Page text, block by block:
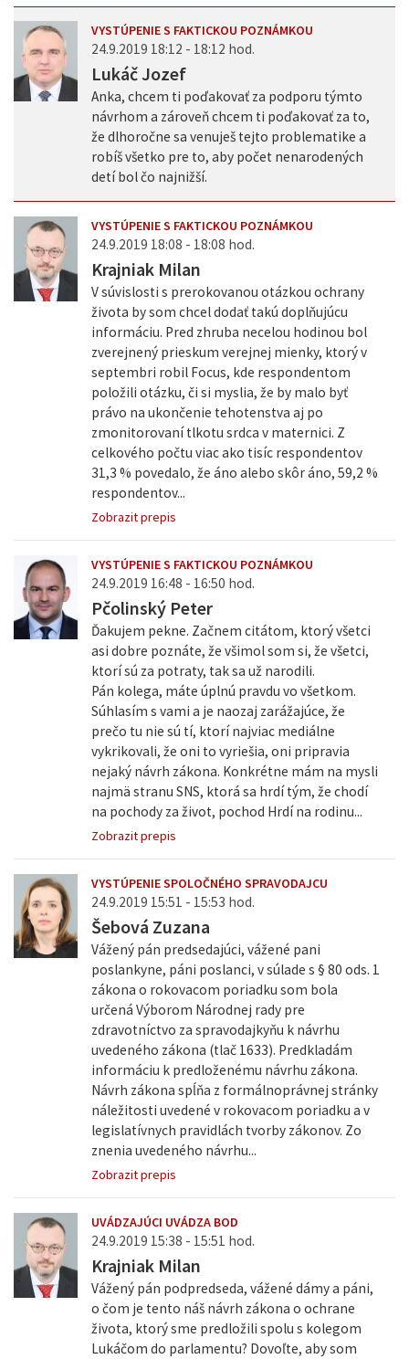
VYSTÚPENIE S FAKTICKOU POZNÁMKOU
24.9.2019 18:12 - 18:12 hod.
Lukáč Jozef
Anka, chcem ti poďakovať za podporu týmto
návrhom a zároveň chcem ti poďakovať za to,
že dlhoročne sa venuješ tejto problematike a
robíš všetko pre to, aby počet nenarodených
detí bol čo najnižší.
VYSTÚPENIE S FAKTICKOU POZNÁMKOU
24.9.2019 18:08 - 18:08 hod.
Krajniak Milan
V súvislosti s prerokovanou otázkou ochrany
života by som chcel dodať takú doplňujúcu
informáciu. Pred zhruba necelou hodinou bol
zverejnený prieskum verejnej mienky, ktorý v
septembri robil Focus, kde respondentom
položili otázku, či si myslia, že by malo byť
právo na ukončenie tehotenstva aj po
zmonitorovaní tlkotu srdca v maternici. Z
celkového počtu viac ako tisíc respondentov
31,3 % povedalo, že áno alebo skôr áno, 59,2 %
respondentov...
Zobrazit prepis
VYSTÚPENIE S FAKTICKOU POZNÁMKOU
24.9.2019 16:48 - 16:50 hod.
Pčolinský Peter
Ďakujem pekne. Začnem citátom, ktorý všetci
asi dobre poznáte, že všimol som si, že všetci,
ktorí sú za potraty, tak sa už narodili.
Pán kolega, máte úplnú pravdu vo všetkom.
Súhlasím s vami a je naozaj zarážajúce, že
prečo tu nie sú tí, ktorí najviac mediálne
vykrikovali, že oni to vyriešia, oni pripravia
nejaký návrh zákona. Konkrétne mám na mysli
najmä stranu SNS, ktorá sa hrdí tým, že chodí
na pochody za život, pochod Hrdí na rodinu...
Zobrazit prepis
VYSTÚPENIE SPOLOČNÉHO SPRAVODAJCU
24.9.2019 15:51 - 15:53 hod.
Šebová Zuzana
Vážený pán predsedajúci, vážené pani
poslankyne, páni poslanci, v súlade s § 80 ods. 1
zákona o rokovacom poriadku som bola
určená Výborom Národnej rady pre
zdravotníctvo za spravodajkyňu k návrhu
uvedeného zákona (tlač 1633). Predkladám
informáciu k predloženému návrhu zákona.
Návrh zákona spĺňa z formálnoprávnej stránky
náležitosti uvedené v rokovacom poriadku a v
legislatívnych pravidlách tvorby zákonov. Zo
znenia uvedeného návrhu...
Zobrazit prepis
UVÁDZAJÚCI UVÁDZA BOD
24.9.2019 15:38 - 15:51 hod.
Krajniak Milan
Vážený pán podpredseda, vážené dámy a páni,
o čom je tento náš návrh zákona o ochrane
života, ktorý sme predložili spolu s kolegom
Lukáčom do parlamentu? Dovoľte, aby som